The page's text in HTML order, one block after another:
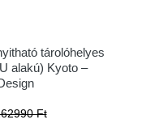
tárolóhelyes
alakú) Kyoto –
Ft